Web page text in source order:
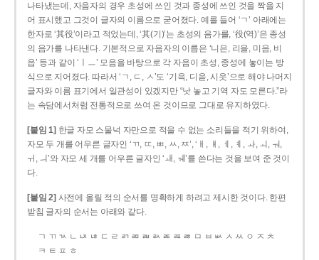
나타냈는데, 자음자의 경우 초성에 쓰인 것과 종성에 쓰인 것을 짝을 지
어 표시했고 그것이 글자의 이름으로 굳어졌다. 예를 들어 ‘ㄱ’ 아래에는
한자로 ‘其役’이라고 적었는데, ‘其(기)’는 초성의 음가를, ‘役(역)’은 종성
의 음가를 나타낸다. 기본적으로 자음자의 이름은 ‘니은, 리을, 미음, 비
읍’ 등과 같이 ‘ㅣㅡ’ 모음을 바탕으로 각 자음이 초성, 종성에 놓이는 방
식으로 지어졌다. 따라서 ‘ㄱ, ㄷ, ㅅ’도 ‘기윽, 디읃, 시읏’으로 해야 나머지
글자와 이름 표기에서 일관성이 있겠지만 “낫 놓고 기역 자도 모른다.”라
는 속담에서처럼 전통적으로 쓰여 온 것이므로 그대로 유지하였다.
[붙임 1] 한글 자모 스물넉 자만으로 적을 수 없는 소리들을 적기 위하여,
자모 두 개를 어우른 글자인 ‘ㄲ, ㄸ, ㅃ, ㅆ, ㅉ’, ‘ㅐ, ㅒ, ㅔ, ㅖ, ㅘ, ㅚ, ㅝ,
ㅟ, ㅢ’와 자모 세 개를 어우른 글자인 ‘ㅙ, ㅞ’를 쓴다는 것을 보여 준 것이
다.
[붙임 2] 사전에 올릴 적의 순서를 명확하게 하려고 제시한 것이다. 한편
받침 글자의 순서는 아래와 같다.
ㄱ ㄲ ㄳ ㄴ ㄵ ㄶ ㄷ ㄹ ㄺ ㄻ ㄼ ㄽ ㄾ ㄿ ㅀ ㅁ ㅂ ㅄ ㅅ ㅆ ㅇ ㅈ ㅊ
ㅋ ㅌ ㅍ ㅎ